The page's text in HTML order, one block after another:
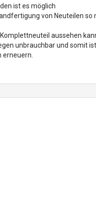
ist es möglich
von Neuteilen so
aussehen
unbrauchbar und somit